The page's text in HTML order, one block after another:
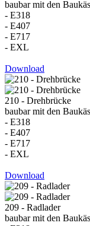
baubar mit den
- E318
- E407
- E717
- EXL
Download
210 - Drehbrücke
baubar mit den
- E318
- E407
- E717
- EXL
Download
209 - Radlader
baubar mit den